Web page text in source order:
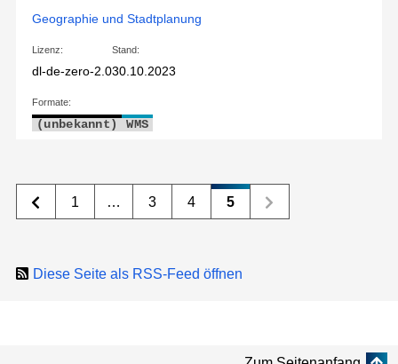
Geographie und Stadtplanung
Lizenz:
dl-de-zero-2.0
Stand:
30.10.2023
Formate:
(unbekannt) WMS
1 … 3 4 5
Diese Seite als RSS-Feed öffnen